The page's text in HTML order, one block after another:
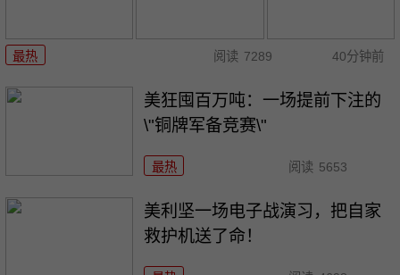
最热 阅读 7289 40分钟前
美狂囤百万吨：一场提前下注的
\"铜牌军备竞赛\"
最热 阅读 5653
美利坚一场电子战演习，把自家
救护机送了命！